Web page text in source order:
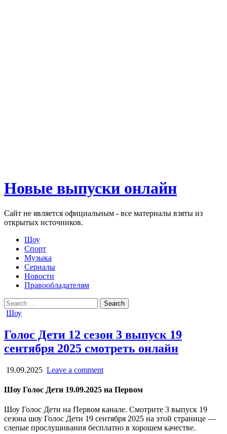
Новые выпуски онлайн
Сайт не является официальным - все материалы взяты из
открытых источников.
Шоу
Спорт
Музыка
Сериалы
Новости
Правообладателям
Search
for:
Posted
Шоу
Голос Дети 12 сезон 3 выпуск 19
сентября 2025 смотреть онлайн
19.09.2025 Leave a comment
Шоу Голос Дети 19.09.2025 на Первом
Шоу Голос Дети на Первом канале. Смотрите 3 выпуск 19
сезона шоу Голос Дети 19 сентября 2025 на этой странице —
слепые прослушивания бесплатно в хорошем качестве.